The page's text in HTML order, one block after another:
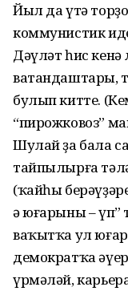
Йыл да үтә
коммунистик
Дәүләт һис
ватандаштары,
булып китте.
“пирожковоз”
Шулай ҙа бала
тайпылырға
(ҡайһы
ә юғарыны – үп”
ваҡытҡа ул
демократҡа
үрмәләй,